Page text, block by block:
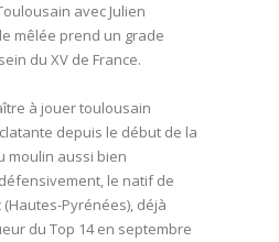
avec Julien
mêlée prend un grade
du XV de France.
à jouer toulousain
depuis le début de la
moulin aussi bien
le natif de
Pyrénées), déjà
du Top 14 en septembre